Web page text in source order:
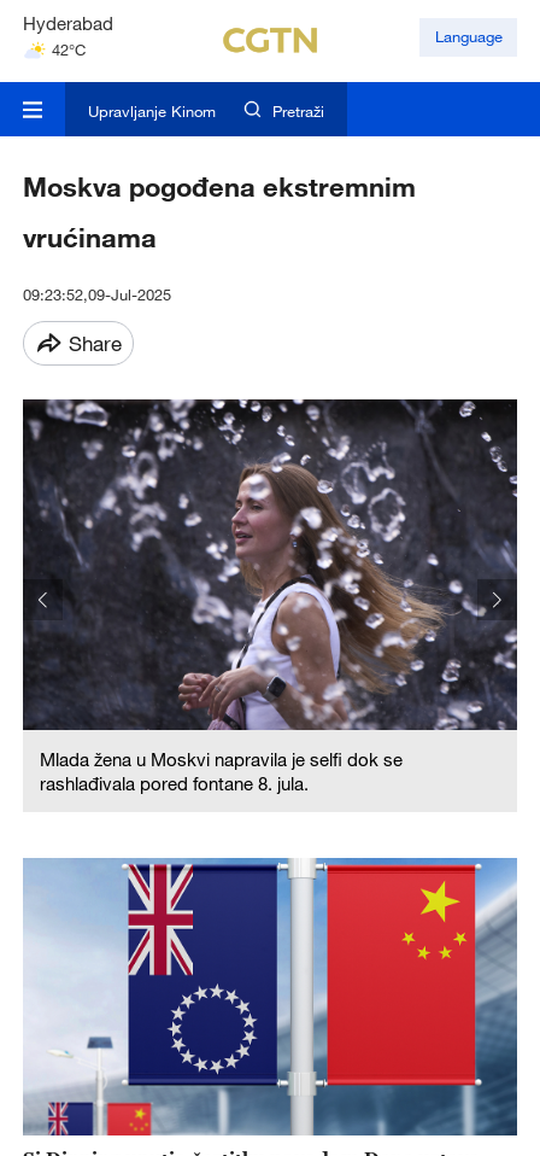
Hyderabad
42°C
Mumbai
Language
Upravljanje Kinom Pretraži
Moskva pogođena ekstremnim
vrućinama
09:23:52,09-Jul-2025
Share
Mlada žena u Moskvi napravila je selfi dok se
rashlađivala pored fontane 8. jula.